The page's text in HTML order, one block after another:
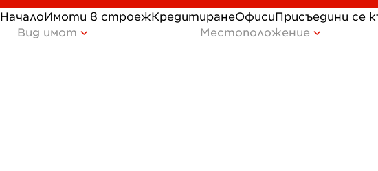
НачалоИмоти в строежКредитиранеОфисиПрисъедини се
Вид имот Местоположение